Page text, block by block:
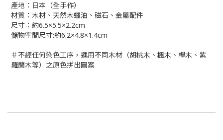
產地：日本（全手作）
材質：木材、天然木蠟油、磁石、金屬配件
尺寸：約6.5×5.5×2.2cm
儲物空間尺寸:約6.2×4.8×1.4cm
＃不經任何染色工序，運用不同木材（胡桃木、楓木、欅木、紫
羅蘭木等）之原色拼出圖案